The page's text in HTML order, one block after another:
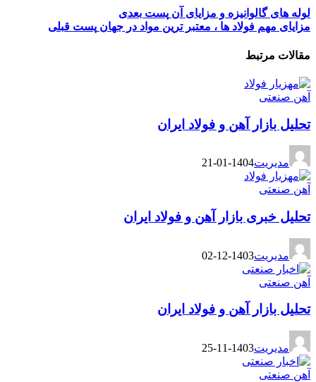
لوله های گالوانیزه و مزایای آن پست بعدی
مزایای مهم فولاد ها ، معتبر ترین مواد در جهان پست قبلی
مقالات مرتبط
آهن صنعتی
تحلیل بازار آهن و فولاد ایران
مدیریت1404-01-21
آهن صنعتی
تحلیل خبری بازار آهن و فولاد ایران
مدیریت1403-12-02
آهن صنعتی
تحلیل بازار آهن و فولاد ایران
مدیریت1403-11-25
آهن صنعتی